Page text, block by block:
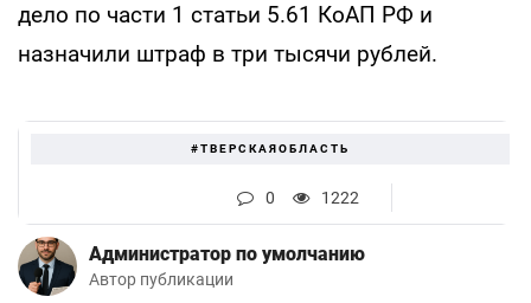
дело по части 1 статьи 5.61 КоАП РФ и
назначили штраф в три тысячи рублей.
#ТВЕРСКАЯОБЛАСТЬ
0 1222
Администратор по умолчанию
Автор публикации